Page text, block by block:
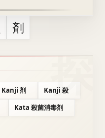
剤
Kanji 剤
Kanji 殺
Kata 殺菌消毒剤